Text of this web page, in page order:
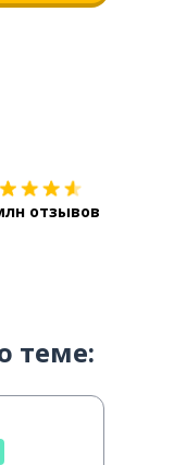
отзывов
теме: